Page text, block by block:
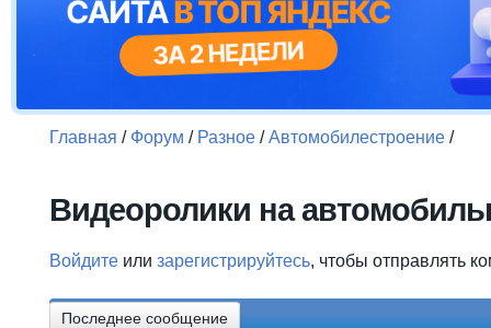
Главная / Форум / Разное /Автомобилестроение /
Видеоролики на
Войдите или зарегистрируйтесь, чтобы отправлять
Последнее сообщение